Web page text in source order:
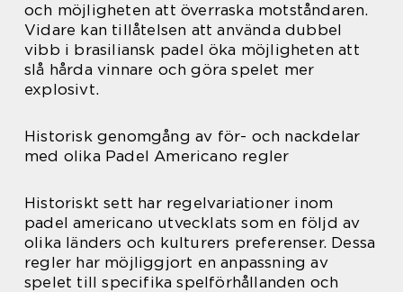
och möjligheten att överraska motståndaren.
Vidare kan tillåtelsen att använda dubbel
vibb i brasiliansk padel öka möjligheten att
slå hårda vinnare och göra spelet mer
explosivt.
Historisk genomgång av för- och nackdelar
med olika Padel Americano regler
Historiskt sett har regelvariationer inom
padel americano utvecklats som en följd av
olika länders och kulturers preferenser. Dessa
regler har möjliggjort en anpassning av
spelet till specifika spelförhållanden och